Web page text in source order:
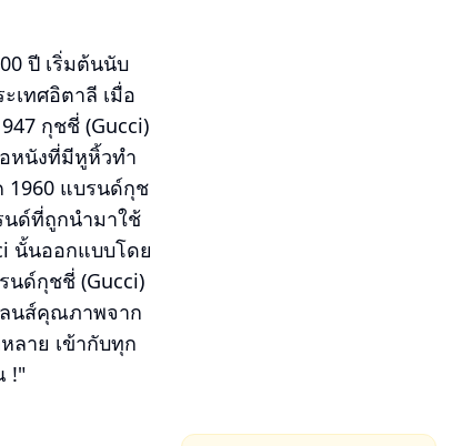
ปี เริ่มต้นนับ
เทศอิตาลี เมื่อ
กุชชี่ (Gucci)
หนังที่มีหูหิ้วทำ
1960 แบรนด์กุช
นด์ที่ถูกนำมาใช้
นั้นออกแบบโดย
นด์กุชชี่ (Gucci)
ลนส์คุณภาพจาก
ลาย เข้ากับทุก
!"